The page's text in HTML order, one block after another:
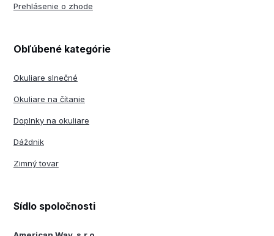
Prehlásenie o zhode
Obľúbené kategórie
Okuliare slnečné
Okuliare na čítanie
Doplnky na okuliare
Dáždnik
Zimný tovar
Sídlo spoločnosti